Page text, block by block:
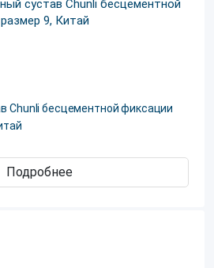
Chunli бесцементной фиксации
Подробнее